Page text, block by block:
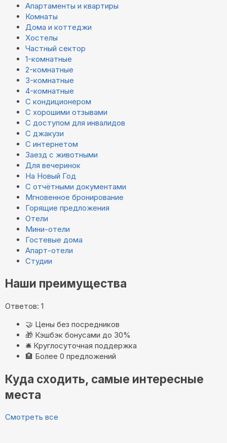
Апартаменты и квартиры
Комнаты
Дома и коттеджи
Хостелы
Частный сектор
1-комнатные
2-комнатные
3-комнатные
4-комнатные
С кондиционером
С хорошими отзывами
С доступом для инвалидов
С джакузи
С интернетом
Заезд с животными
Для вечеринок
На Новый Год
С отчётными документами
Мгновенное бронирование
Горящие предложения
Отели
Мини-отели
Гостевые дома
Апарт-отели
Студии
Наши преимущества
Ответов: 1
🤝 Цены без посредников
🎁 Кэшбэк бонусами до 30%
🛎️ Круглосуточная поддержка
🏨 Более 0 предложений
Куда сходить, самые интересные
места
Смотреть все